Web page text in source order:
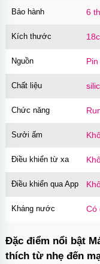
MãHOCO
Bảo hành 6
Kích thước
Nguồn
Chất liệu
Chức năng
Sưởi ấm
Điều khiển từ xa
Điều khiển qua App
Kháng nước Có
Đặc điểm nổi bật
thích từ nhẹ đến